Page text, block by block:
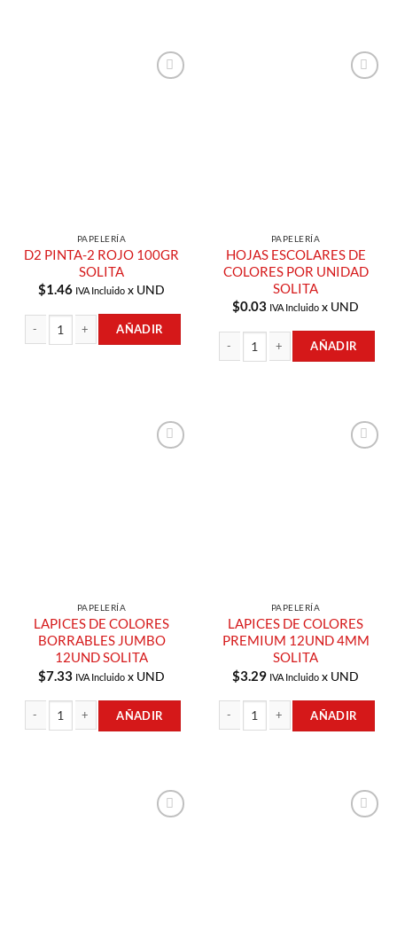
PAPELERÍA
D2 PINTA-2 ROJO 100GR
SOLITA
$1.46 IVA Incluido x UND
AÑADIR
PAPELERÍA
HOJAS ESCOLARES DE
COLORES POR UNIDAD
SOLITA
$0.03 IVA Incluido x UND
AÑADIR
PAPELERÍA
LAPICES DE COLORES
BORRABLES JUMBO
12UND SOLITA
$7.33 IVA Incluido x UND
AÑADIR
PAPELERÍA
LAPICES DE COLORES
PREMIUM 12UND 4MM
SOLITA
$3.29 IVA Incluido x UND
AÑADIR